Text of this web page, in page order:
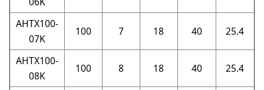
AHTX100-
07K
100 7 18 40 25.4
AHTX100-
08K
100 8 18 40 25.4